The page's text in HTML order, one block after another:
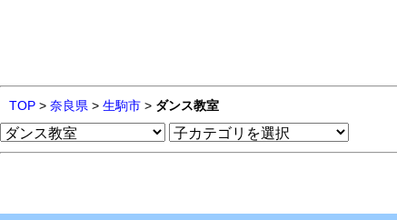
TOP > 奈良県 > 生駒市 > ダンス教室